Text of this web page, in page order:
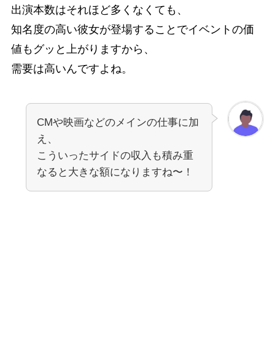
出演本数はそれほど多くなくても、
知名度の高い彼女が登場することでイベントの価
値もグッと上がりますから、
需要は高いんですよね。
CMや映画などのメインの仕事に加
え、
こういったサイドの収入も積み重
なると大きな額になりますね〜！